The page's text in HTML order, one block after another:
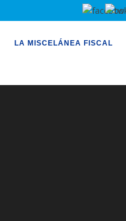
LA MISCELÁNEA FISCAL